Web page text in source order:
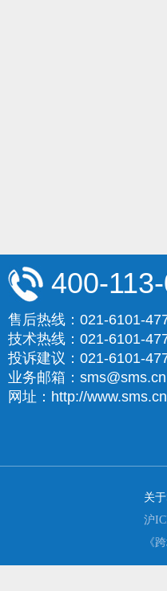
400-
售后热线：021-6101-
技术热线：021-6101-
投诉建议：021-6101-
业务邮箱：sms@sms.cn
网址：http://www.sms.cn
关
沪
《